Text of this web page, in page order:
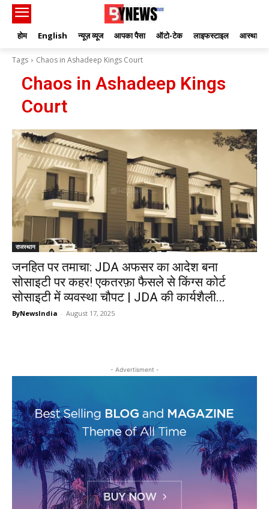
होम English न्यूज़ व्यूज आपका पैसा ऑटो-टेक लाइफस्टाइल आस्था
Tags Chaos in Ashadeep Kings Court
Chaos in Ashadeep Kings
Court
राजस्थान
जनहित पर तमाचा: JDA अफसर का आदेश बना
सोसाइटी पर कहर! एकतरफ़ा फैसले से किंग्स कोर्ट
सोसाइटी में व्यवस्था चौपट | JDA की कार्यशैली...
ByNewsIndia - August 17, 2025
- Advertisment -